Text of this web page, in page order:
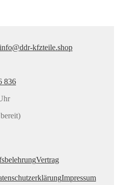
info@ddr-kfzteile.shop
836
Vertrag
Impressum